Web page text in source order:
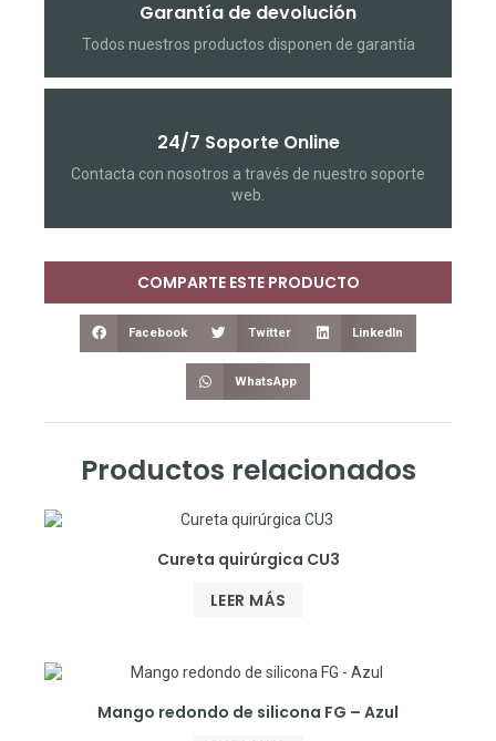
Garantía de devolución
Todos nuestros productos disponen de garantía
24/7 Soporte Online
Contacta con nosotros a través de nuestro soporte
web.
COMPARTE ESTE PRODUCTO
Facebook Twitter LinkedIn
WhatsApp
Productos relacionados
Cureta quirúrgica CU3
LEER MÁS
Mango redondo de silicona FG – Azul